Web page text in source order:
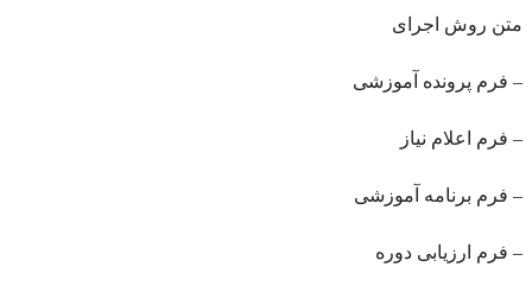
متن روش اجرای
– فرم پرونده آموزشی
– فرم اعلام نياز
– فرم برنامه آموزشی
– فرم ارزیابی دوره